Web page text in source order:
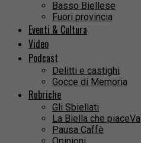
Basso Biellese
Fuori provincia
Eventi & Cultura
Video
Podcast
Delitti e castighi
Gocce di Memoria
Rubriche
Gli Sbiellati
La Biella che piaceVa
Pausa Caffè